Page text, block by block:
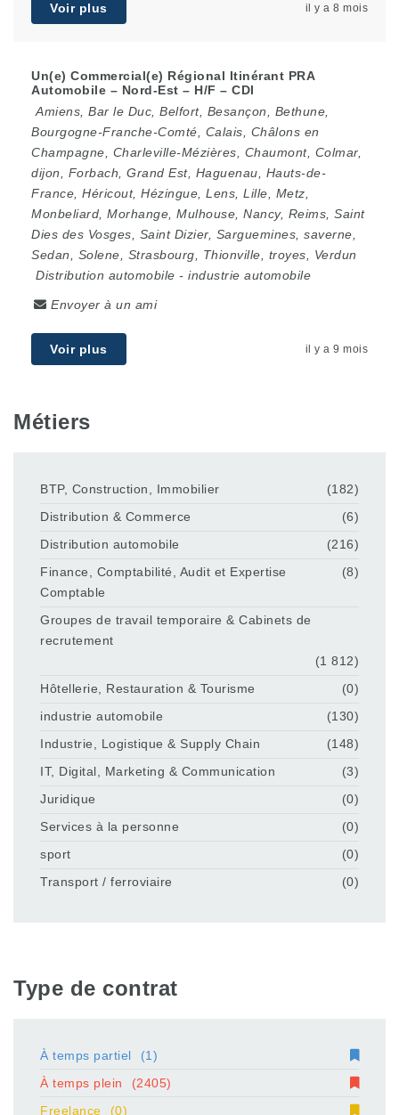
Voir plus il y a 8 mois
Un(e) Commercial(e) Régional Itinérant PRA
Automobile – Nord-Est – H/F – CDI
Amiens Bar le Duc Belfort, Besançon Bethune
Bourgogne-Franche-Comté
Calais
Châlons en
Champagne
Charleville-Mézières Chaumont, Colmar,
dijon
Forbach Grand Est, Haguenau
Hauts-de-
France Héricout, Hézingue Lens Lille Metz
Monbeliard Morhange Mulhouse Nancy, Reims Saint
Dies des Vosges
Saint Dizier, Sarguemines saverne
Sedan
Solene Strasbourg Thionville troyes
Verdun
Distribution automobile - industrie automobile
Envoyer à un ami
Voir plus il y a 9 mois
Métiers
BTP, Construction, Immobilier
(182)
Distribution & Commerce
(6)
Distribution automobile
(216)
Finance, Comptabilité, Audit et Expertise
Comptable
(8)
Groupes de travail temporaire & Cabinets de
recrutement
(1 812)
Hôtellerie, Restauration & Tourisme
(0)
industrie automobile
(130)
Industrie, Logistique & Supply Chain
(148)
IT, Digital, Marketing & Communication
(3)
Juridique
(0)
Services à la personne
(0)
sport
(0)
Transport / ferroviaire
(0)
Type de contrat
À temps partiel
(1)
À temps plein
(2405)
Freelance
(0)